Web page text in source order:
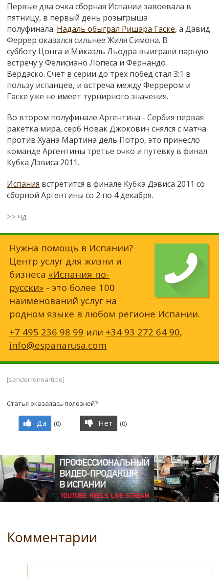
Первые два очка сборная Испании завоевала в
пятницу, в первый день розыгрыша
полуфинала. Надаль обыграл Ришара Гаске, а Давид
Феррер оказался сильнее Жиля Симона. В
субботу Цонга и Микаэль Льодра выиграли парную
встречу у Фелисиано Лопеса и Фернандо
Вердаско. Счет в серии до трех побед стал 3:1 в
пользу испанцев, и встреча между Феррером и
Гаске уже не имеет турнирного значения.
Во втором полуфинале Аргентина - Сербия первая
ракетка мира, серб Новак Джокович снялся с матча
против Хуана Мартина дель Потро, это принесло
команде Аргентины третье очко и путевку в финал
Кубка Дэвиса 2011.
Испания встретится в финале Кубка Дэвиса 2011 со
сборной Аргентины со 2 по 4 декабря.
>> чд
Нужна помощь в Испании?
Центр услуг для жизни и
бизнеса «Испания по-
русски» - это более 100
наименований услуг на
родном языке в любом регионе Испании.
+7 495 236 98 99 или +34 93 272 64 90,
info@espanarusa.com
[senderrorinarticle]
Статья оказалась полезной?
Да (0) Нет (0)
Комментарии